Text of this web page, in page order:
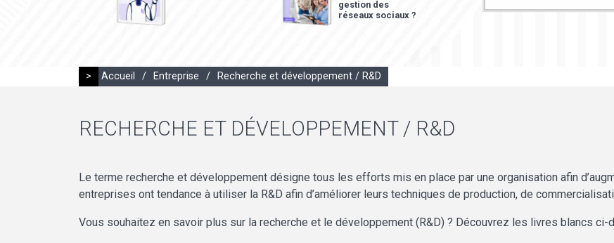
gestion des
réseaux sociaux ?
> Accueil / Entreprise / Recherche et développement / R&D
RECHERCHE ET DÉVELOPPEMENT / R&D
Le terme recherche et développement désigne tous les efforts mis en place par une organisation afin
entreprises ont tendance à utiliser la R&D afin d’améliorer leurs techniques de production, de
Vous souhaitez en savoir plus sur la recherche et le développement (R&D) ? Découvrez les livres blancs ci-